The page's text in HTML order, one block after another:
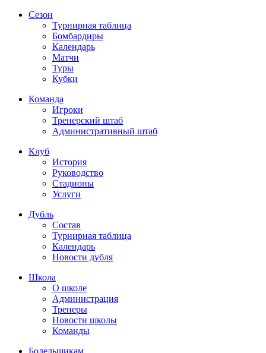
Сезон
Турнирная таблица
Бомбардиры
Календарь
Матчи
Туры
Кубки
Команда
Игроки
Тренерский штаб
Административный штаб
Клуб
История
Руководство
Стадионы
Услуги
Дубль
Состав
Турнирная таблица
Календарь
Новости дубля
Школа
О школе
Администрация
Тренеры
Новости школы
Команды
Болельщикам